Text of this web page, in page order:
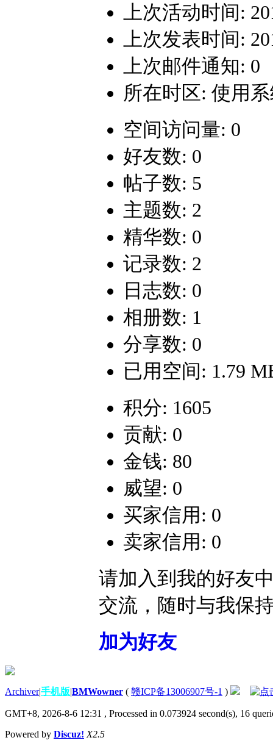
上次活动时间:
上次发表时间:
上次邮件通知: 0
所在时区: 使用
空间访问量: 0
好友数: 0
帖子数: 5
主题数: 2
精华数: 0
记录数: 2
日志数: 0
相册数: 1
分享数: 0
已用空间: 1.79
积分: 1605
贡献: 0
金钱: 80
威望: 0
买家信用: 0
卖家信用: 0
请加入到我的好友
交流，随时与我保
加为好友
Archiver|手机版|BMWowner ( 赣ICP备13006907号-1 )
GMT+8, 2026-8-6 12:31 , Processed in 0.073924 second(s), 16
Powered by Discuz! X2.5